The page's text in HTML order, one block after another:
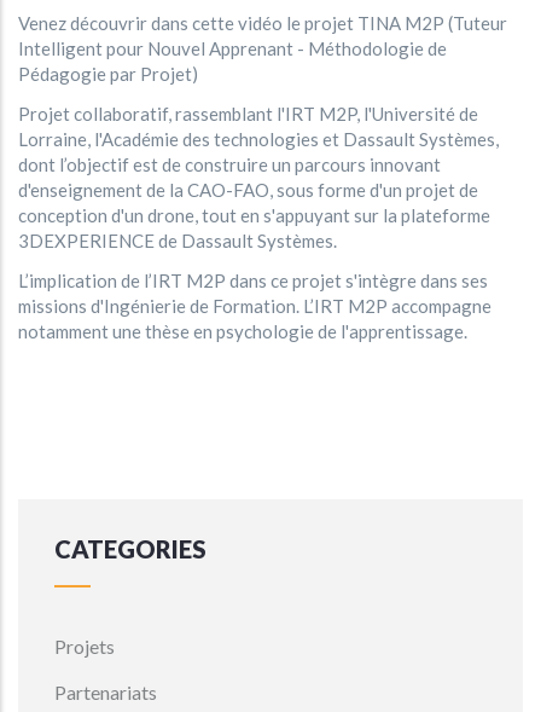
Venez découvrir dans cette vidéo le projet TINA M2P (Tuteur
Intelligent pour Nouvel Apprenant - Méthodologie de
Pédagogie par Projet)
Projet collaboratif, rassemblant l'IRT M2P, l'Université de
Lorraine, l'Académie des technologies et Dassault Systèmes,
dont l’objectif est de construire un parcours innovant
d'enseignement de la CAO-FAO, sous forme d'un projet de
conception d'un drone, tout en s'appuyant sur la plateforme
3DEXPERIENCE de Dassault Systèmes.
L’implication de l’IRT M2P dans ce projet s'intègre dans ses
missions d'Ingénierie de Formation. L’IRT M2P accompagne
notamment une thèse en psychologie de l'apprentissage.
CATEGORIES
Projets
Partenariats